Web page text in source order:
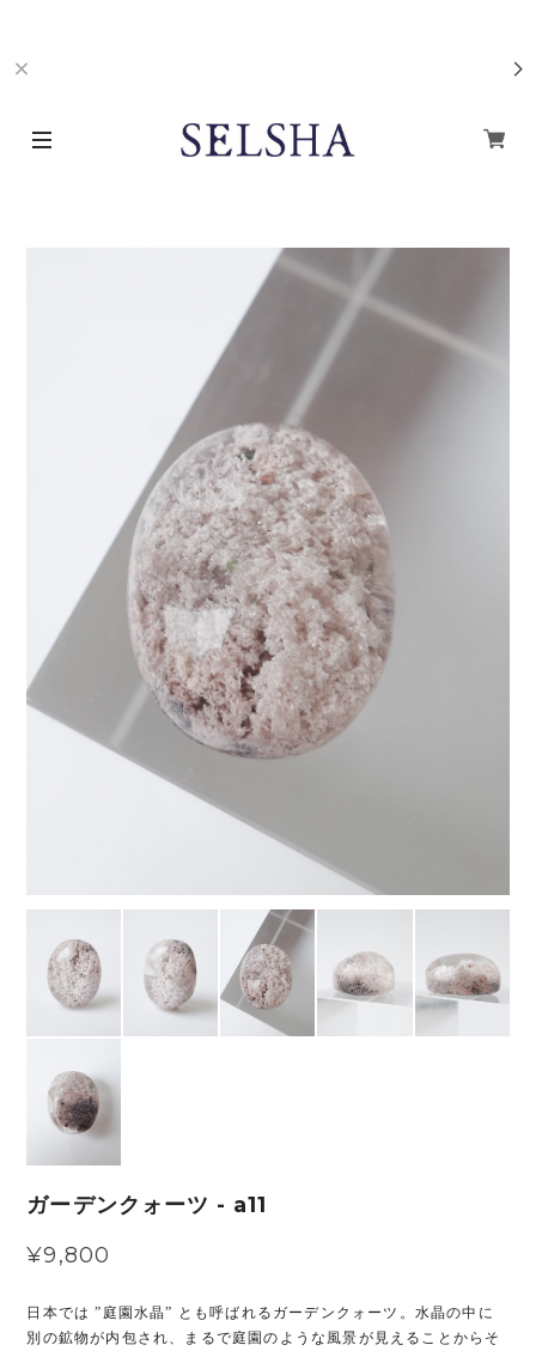
ガーデンクォーツ - a11
¥9,800
日本では ”庭園水晶” とも呼ばれるガーデンクォーツ。水晶の中に
別の鉱物が内包され、まるで庭園のような風景が見えることからそ